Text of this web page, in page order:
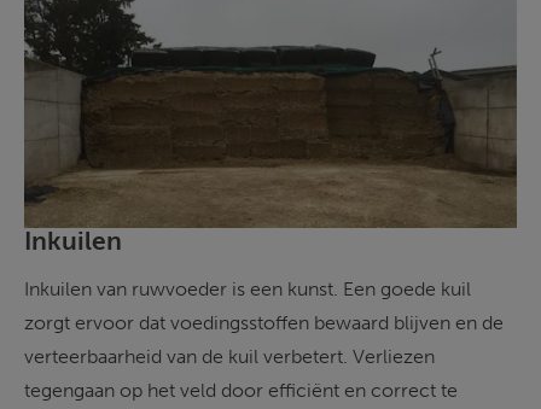
Inkuilen
Inkuilen van ruwvoeder is een kunst. Een goede kuil
zorgt ervoor dat voedingsstoffen bewaard blijven en de
verteerbaarheid van de kuil verbetert. Verliezen
tegengaan op het veld door efficiënt en correct te